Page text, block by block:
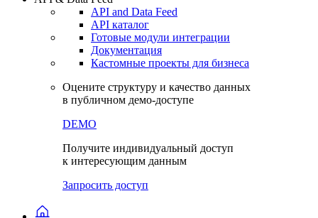
Откройте глобальную базу данных
Получить доступ
API & Data Feed
API and Data Feed
Готовые модули интеграции
Документация
в публичном демо-доступе